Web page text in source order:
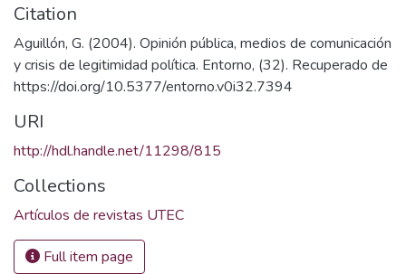
Citation
Aguillón, G. (2004). Opinión pública, medios de comunicación
y crisis de legitimidad política. Entorno, (32). Recuperado de
https://doi.org/10.5377/entorno.v0i32.7394
URI
http://hdl.handle.net/11298/815
Collections
Artículos de revistas UTEC
Full item page